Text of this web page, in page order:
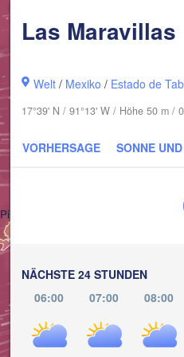
Las Maravillas
Welt / Mexiko / Estado de
17°39' N / 91°13' W / Höhe 50 m /
VORHERSAGE SONNE
NÄCHSTE 24 STUNDEN
06:00
07:00 08:00
Santa
Pinar del Río
Miami